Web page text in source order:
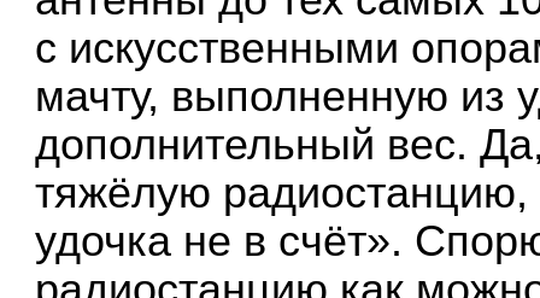
с искусственными
мачту, выполненную из
дополнительный вес.
тяжёлую радиостанцию,
удочка не в счёт».